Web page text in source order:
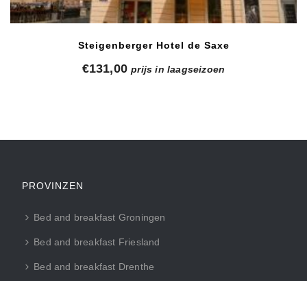
Steigenberger Hotel de Saxe
€131,00 prijs in laagseizoen
PROVINZEN
Bed and breakfast Groningen
Bed and breakfast Friesland
Bed and breakfast Drenthe